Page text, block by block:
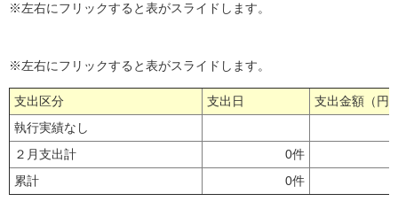
※左右にフリックすると表がスライドします。
※左右にフリックすると表がスライドします。
支出区分 支出日
支出金額（円
執行実績なし
２月支出計
0件
累計
0件